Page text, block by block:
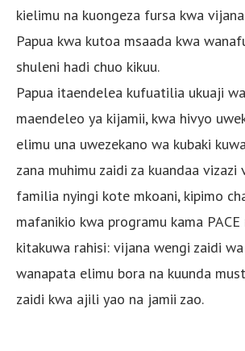
kielimu na kuongeza fursa kwa
Papua kwa kutoa msaada kwa
shuleni hadi chuo kikuu.
Papua itaendelea kufuatilia ukuaji
maendeleo ya kijamii, kwa hivyo
elimu una uwezekano wa kubaki
zana muhimu zaidi za kuandaa vizazi
familia nyingi kote mkoani, kipimo
mafanikio kwa programu kama PACE
kitakuwa rahisi: vijana wengi zaidi
wanapata elimu bora na kuunda
zaidi kwa ajili yao na jamii zao.